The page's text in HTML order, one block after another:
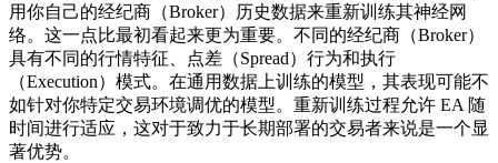
用你自己的经纪商（Broker）历史数据来重新训练其神经网
络。这一点比最初看起来更为重要。不同的经纪商（Broker）
具有不同的行情特征、点差（Spread）行为和执行
（Execution）模式。在通用数据上训练的模型，其表现可能不
如针对你特定交易环境调优的模型。重新训练过程允许 EA 随
时间进行适应，这对于致力于长期部署的交易者来说是一个显
著优势。